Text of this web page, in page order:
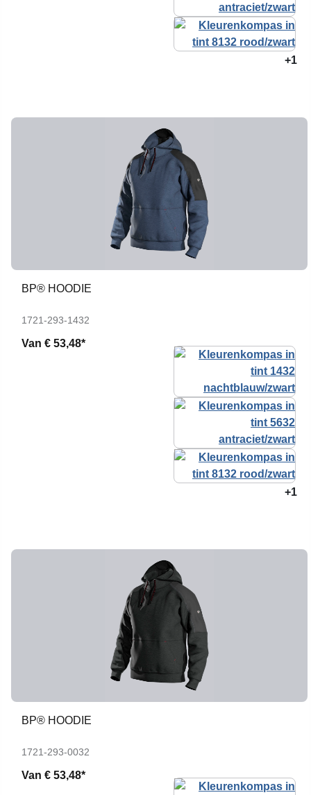
+1
BP® HOODIE
1721-293-1432
Van € 53,48*
+1
BP® HOODIE
1721-293-0032
Van € 53,48*